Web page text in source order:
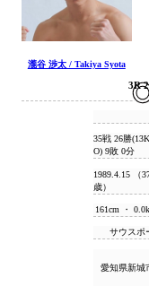
瀧谷 渉太 / Takiya Syota
3R
35戦 26勝(13K
O) 9敗 0分
1989.4.15 （
歳）
161cm ・
サウスポ
愛知県新城